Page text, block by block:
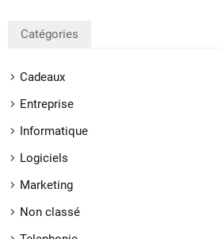
Catégories
Cadeaux
Entreprise
Informatique
Logiciels
Marketing
Non classé